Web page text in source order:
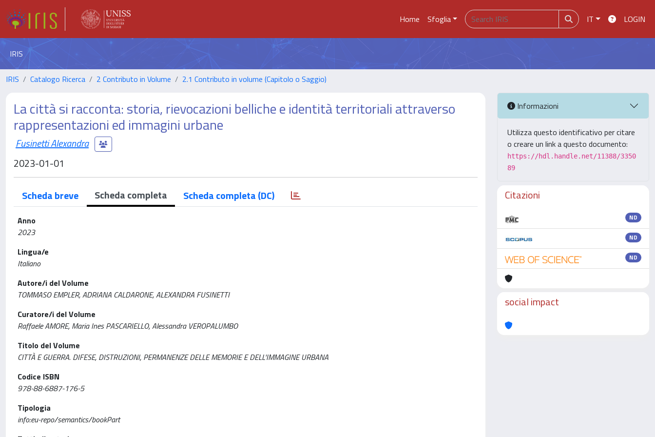
Home Sfoglia IT LOGIN
IRIS
IRIS Catalogo Ricerca 2 Contributo in Volume 2.1 Contributo in volume (Capitolo o Saggio)
La città si racconta: storia, rievocazioni belliche e identità territoriali attraverso
rappresentazioni ed immagini urbane
Fusinetti Alexandra
2023-01-01
Scheda breve Scheda completa Scheda completa (DC)
Anno
2023
Lingua/e
Italiano
Autore/i del Volume
TOMMASO EMPLER, ADRIANA CALDARONE, ALEXANDRA FUSINETTI
Curatore/i del Volume
Raffaele AMORE, Maria Ines PASCARIELLO, Alessandra VEROPALUMBO
Titolo del Volume
CITTÀ E GUERRA. DIFESE, DISTRUZIONI, PERMANENZE DELLE MEMORIE E DELL'IMMAGINE URBANA
Codice ISBN
978-88-6887-176-5
Tipologia
info:eu-repo/semantics/bookPart
Informazioni
Utilizza questo identificativo per citare
o creare un link a questo documento:
https://hdl.handle.net/11388/3350
89
Citazioni
ND
ND
ND
social impact